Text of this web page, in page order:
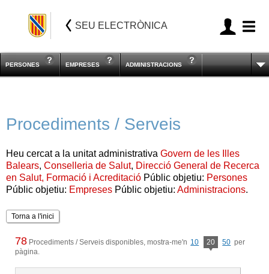
SEU ELECTRÒNICA
PERSONES EMPRESES ADMINISTRACIONS
Procediments / Serveis
Heu cercat a la unitat administrativa Govern de les Illes
Balears, Conselleria de Salut, Direcció General de Recerca
en Salut, Formació i Acreditació Públic objetiu: Persones
Públic objetiu: Empreses Públic objetiu: Administracions.
Torna a l'inici
78 Procediments / Serveis disponibles, mostra-me'n 10 20 50 per
pàgina.